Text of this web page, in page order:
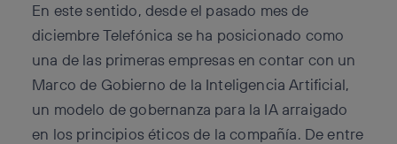
En este sentido, desde el pasado mes de
diciembre Telefónica se ha posicionado como
una de las primeras empresas en contar con un
Marco de Gobierno de la Inteligencia Artificial,
un modelo de gobernanza para la IA arraigado
en los principios éticos de la compañía. De entre